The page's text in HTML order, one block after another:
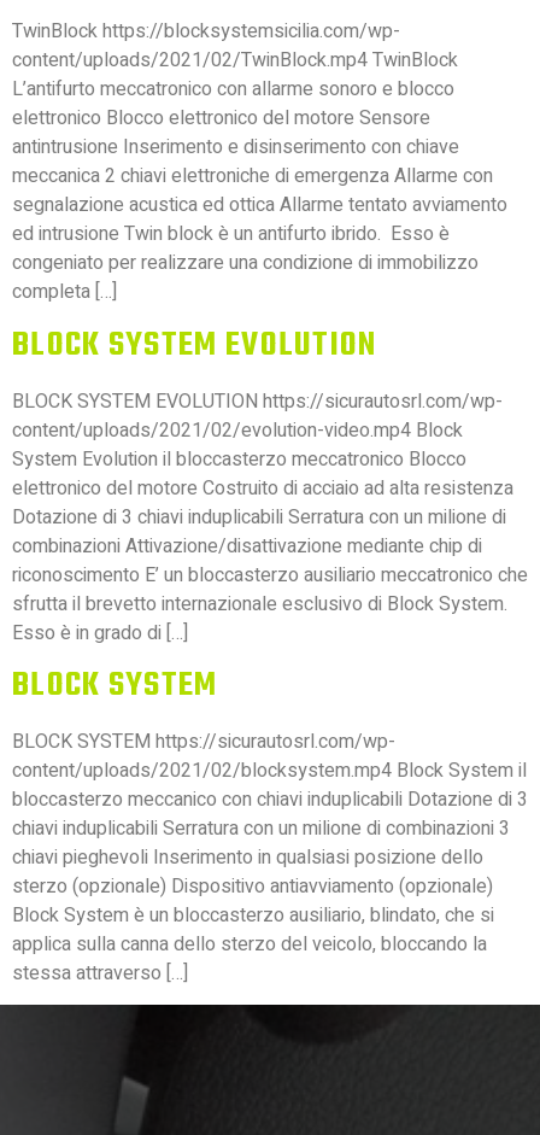
TwinBlock https://blocksystemsicilia.com/wp-
content/uploads/2021/02/TwinBlock.mp4 TwinBlock
L’antifurto meccatronico con allarme sonoro e blocco
elettronico Blocco elettronico del motore Sensore
antintrusione Inserimento e disinserimento con chiave
meccanica 2 chiavi elettroniche di emergenza Allarme con
segnalazione acustica ed ottica Allarme tentato avviamento
ed intrusione Twin block è un antifurto ibrido. Esso è
congeniato per realizzare una condizione di immobilizzo
completa […]
BLOCK SYSTEM EVOLUTION
BLOCK SYSTEM EVOLUTION https://sicurautosrl.com/wp-
content/uploads/2021/02/evolution-video.mp4 Block
System Evolution il bloccasterzo meccatronico Blocco
elettronico del motore Costruito di acciaio ad alta resistenza
Dotazione di 3 chiavi induplicabili Serratura con un milione di
combinazioni Attivazione/disattivazione mediante chip di
riconoscimento E’ un bloccasterzo ausiliario meccatronico che
sfrutta il brevetto internazionale esclusivo di Block System.
Esso è in grado di […]
BLOCK SYSTEM
BLOCK SYSTEM https://sicurautosrl.com/wp-
content/uploads/2021/02/blocksystem.mp4 Block System il
bloccasterzo meccanico con chiavi induplicabili Dotazione di 3
chiavi induplicabili Serratura con un milione di combinazioni 3
chiavi pieghevoli Inserimento in qualsiasi posizione dello
sterzo (opzionale) Dispositivo antiavviamento (opzionale)
Block System è un bloccasterzo ausiliario, blindato, che si
applica sulla canna dello sterzo del veicolo, bloccando la
stessa attraverso […]